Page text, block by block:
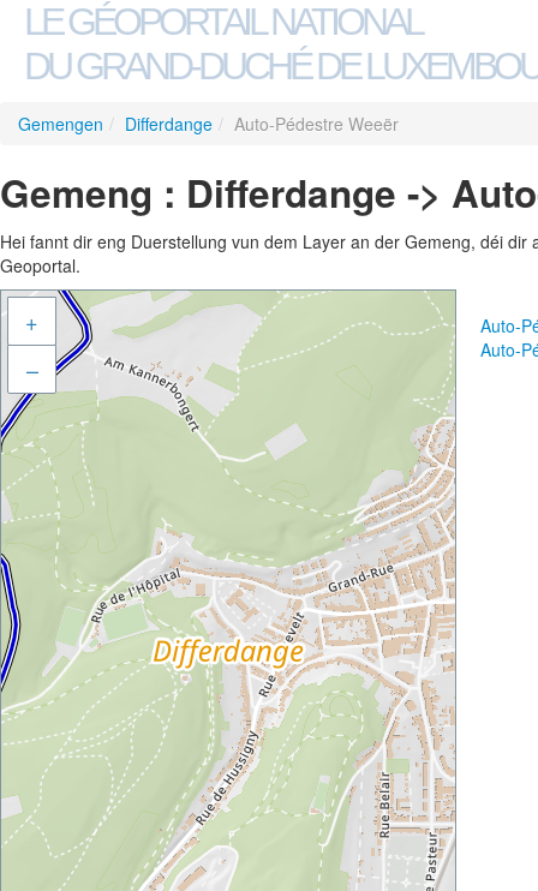
LE GÉOPORTAIL NATIONAL
DU GRAND-DUCHÉ DE
Gemengen / Differdange / Auto-Pédestre Weeër
Gemeng : Differdange ->
Hei fannt dir eng Duerstellung vun dem Layer an der Gemeng, déi
Geoportal.
+
–
Auto-
Auto-